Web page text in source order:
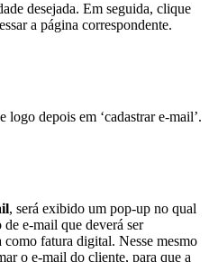
desejada. Em seguida, clique
a página correspondente.
logo depois em ‘cadastrar e-mail’.
, será exibido um pop-up no qual
e-mail que deverá ser
como fatura digital. Nesse mesmo
o e-mail do cliente, para que a